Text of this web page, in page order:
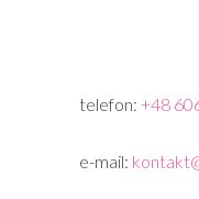
telefon: +48
e-mail: